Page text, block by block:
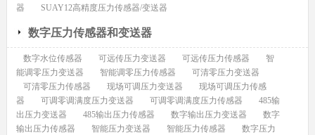
器
SUAY12高精度压力传感器/变送器
数字压力传感器和变送器
数字水位传感器 可远传压力变送器 可远传压力传感器
智
能调零压力变送器
智能调零压力传感器
可清零压力变送器
可清零压力传感器
现场可调压力变送器
现场可调压力传感
器
可调零调满度压力变送器 可调零调满度压力传感器
485输
出压力变送器
485输出压力传感器 数字输出压力变送器
数字
输出压力传感器
智能压力变送器 智能压力传感器
数字压力